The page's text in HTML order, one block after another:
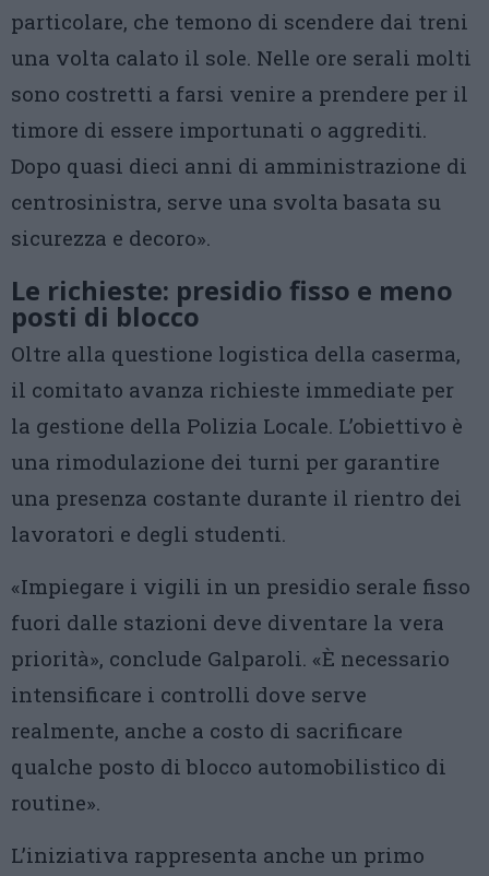
particolare, che temono di scendere dai treni
una volta calato il sole. Nelle ore serali molti
sono costretti a farsi venire a prendere per il
timore di essere importunati o aggrediti.
Dopo quasi dieci anni di amministrazione di
centrosinistra, serve una svolta basata su
sicurezza e decoro».
Le richieste: presidio fisso e meno
posti di blocco
Oltre alla questione logistica della caserma,
il comitato avanza richieste immediate per
la gestione della Polizia Locale. L’obiettivo è
una rimodulazione dei turni per garantire
una presenza costante durante il rientro dei
lavoratori e degli studenti.
«Impiegare i vigili in un presidio serale fisso
fuori dalle stazioni deve diventare la vera
priorità», conclude Galparoli. «È necessario
intensificare i controlli dove serve
realmente, anche a costo di sacrificare
qualche posto di blocco automobilistico di
routine».
L’iniziativa rappresenta anche un primo